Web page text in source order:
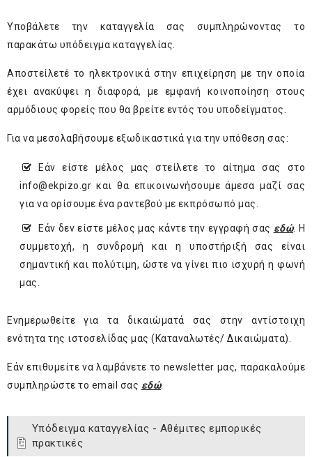
Υποβάλετε την καταγγελία σας συμπληρώνοντας το
παρακάτω υπόδειγμα καταγγελίας.
Αποστείλετέ το ηλεκτρονικά στην επιχείρηση με την οποία
έχει ανακύψει η διαφορά, με εμφανή κοινοποίηση στους
αρμόδιους φορείς που θα βρείτε εντός του υποδείγματος.
Για να μεσολαβήσουμε εξωδικαστικά για την υπόθεση σας:
Εάν είστε μέλος μας στείλετε το αίτημα σας στο
info@ekpizo.gr και θα επικοινωνήσουμε άμεσα μαζί σας
για να ορίσουμε ένα ραντεβού με εκπρόσωπό μας.
Εάν δεν είστε μέλος μας κάντε την εγγραφή σας εδώ. H
συμμετοχή, η συνδρομή και η υποστήριξή σας είναι
σημαντική και πολύτιμη, ώστε να γίνει πιο ισχυρή η φωνή
μας.
Ενημερωθείτε για τα δικαιώματά σας στην αντίστοιχη
ενότητα της ιστοσελίδας μας (Καταναλωτές/ Δικαιώματα).
Εάν επιθυμείτε να λαμβάνετε το newsletter μας, παρακαλούμε
συμπληρώστε το email σας εδώ.
Υπόδειγμα καταγγελίας - Αθέμιτες εμπορικές
πρακτικές